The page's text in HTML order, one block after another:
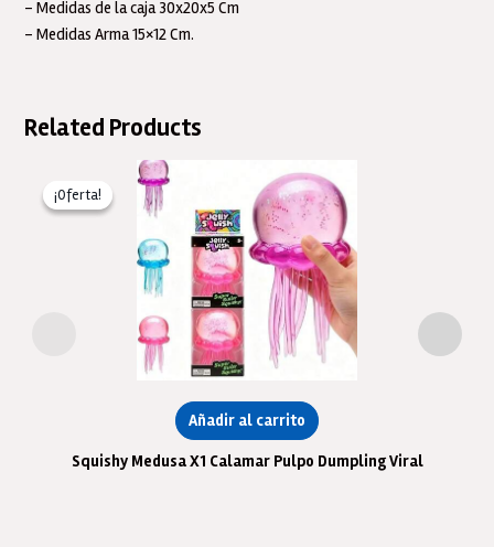
– Medidas de la caja 30x20x5 Cm
– Medidas Arma 15×12 Cm.
Related Products
¡Oferta!
¡Oferta!
Añadir al carrito
Squishy Medusa X1 Calamar Pulpo Dumpling Viral